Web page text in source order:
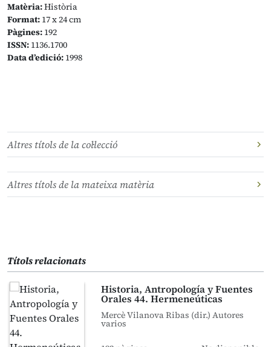
Matèria:Història
Format: 17 x 24 cm
Pàgines: 192
ISSN: 1136.1700
Data d’edició: 1998
Altres títols de la col·lecció
Altres títols de la mateixa matèria
Títols relacionats
Historia, Antropología y Fuentes
Orales 44. Hermeneúticas
Mercè Vilanova Ribas (dir.) Autores
varios